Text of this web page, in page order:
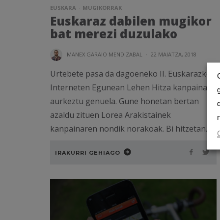
EUSKARA MUGIKORRAK
Euskaraz dabilen mugikor
bat merezi duzulako
MANEX GARAIO MENDIZABAL · 22 MAIATZA, 2018
Urtebete pasa da dagoeneko II. Euskarazko
Interneten Egunean Lehen Hitza kanpaina
aurkeztu genuela. Gune honetan bertan
azaldu zituen Lorea Arakistainek
kanpainaren nondik norakoak. Bi hitzetan...
IRAKURRI GEHIAGO